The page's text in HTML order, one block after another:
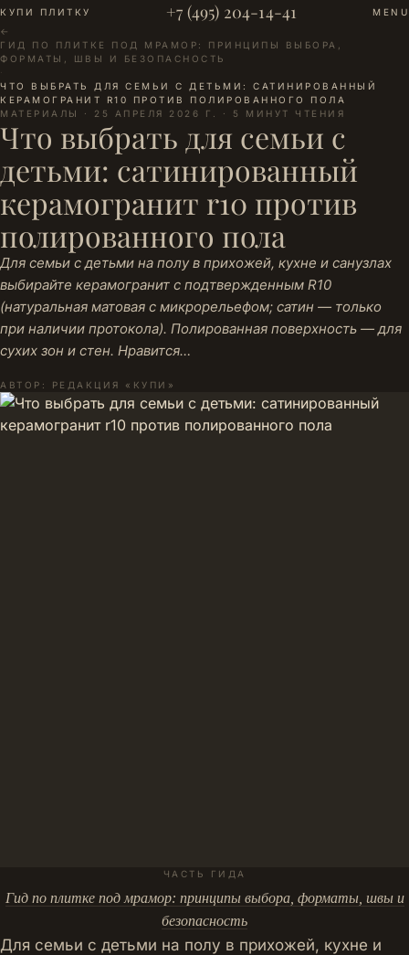
КУПИ ПЛИТКУ +7 (495) 204-14-41
MENU
←
ГИД ПО ПЛИТКЕ ПОД МРАМОР: ПРИНЦИПЫ ВЫБОРА,
ФОРМАТЫ, ШВЫ И БЕЗОПАСНОСТЬ
·
ЧТО ВЫБРАТЬ ДЛЯ СЕМЬИ С ДЕТЬМИ: САТИНИРОВАННЫЙ
КЕРАМОГРАНИТ R10 ПРОТИВ ПОЛИРОВАННОГО ПОЛА
МАТЕРИАЛЫ · 25 АПРЕЛЯ 2026 Г. · 5 МИНУТ ЧТЕНИЯ
Что выбрать для семьи с
детьми: сатинированный
керамогранит r10 против
полированного пола
Для семьи с детьми на полу в прихожей, кухне и санузлах
выбирайте керамогранит с подтвержденным R10
(натуральная матовая с микрорельефом; сатин — только
при наличии протокола). Полированная поверхность — для
сухих зон и стен. Нравится…
АВТОР: РЕДАКЦИЯ «КУПИ»
ЧАСТЬ ГИДА
Гид по плитке под мрамор: принципы выбора, форматы, швы и
безопасность
Для семьи с детьми на полу в прихожей, кухне и